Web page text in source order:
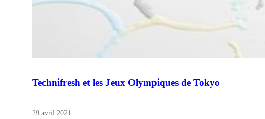
Technifresh et les Jeux Olympiques de Tokyo
29 avril 2021